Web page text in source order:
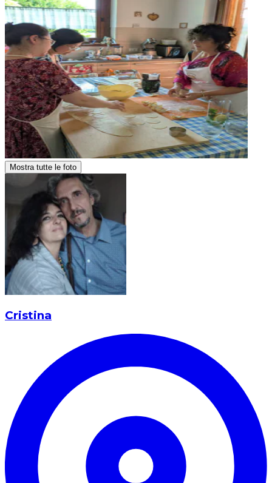
Mostra tutte le foto
Cristina